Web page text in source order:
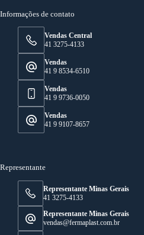
Informações de contato
Vendas Central
41 3275-4133
Vendas
41 9 8534-6510
Vendas
41 9 9736-0050
Vendas
41 9 9107-8657
Representante
Representante Minas Gerais
41 3275-4133
Representante Minas Gerais
vendas@fermaplast.com.br